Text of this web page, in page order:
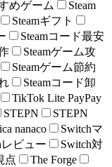
めゲーム
Steam
Steamギフト
Steamコード最安
Steamゲーム攻
Steamゲーム節約
Steamコード卸
TikTok Lite PayPay
STEPN
STEPN
nanaco
Switchマ
レビュー
Switch対
点
The Forge